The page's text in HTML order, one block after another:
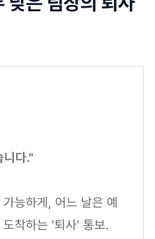
니다."
능하게, 어느 날은 예
착하는 '퇴사' 통보.